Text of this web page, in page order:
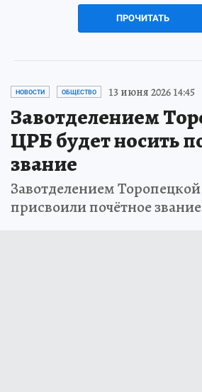
ПРОЧИТАТЬ
НОВОСТИ ОБЩЕСТВО 13 июня 2026 14:45
Завотделением
ЦРБ будет носить
звание
Завотделением
присвоили почётное звание